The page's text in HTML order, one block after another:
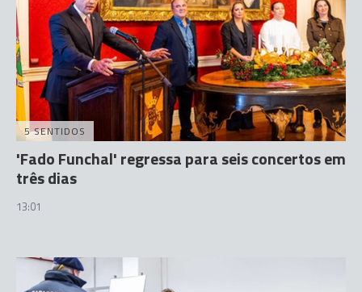
5 SENTIDOS
'Fado Funchal' regressa para seis concertos em
três dias
13:01